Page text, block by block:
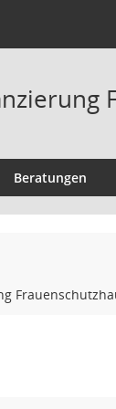
Beratungen